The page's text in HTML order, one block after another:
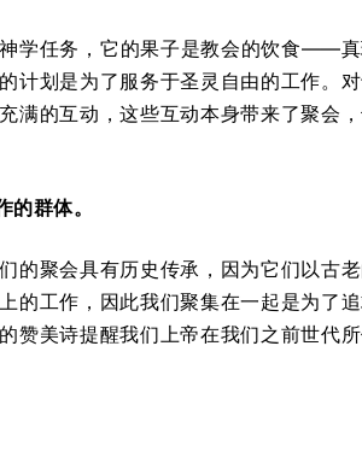
学任务，它的果子是教会的饮食——真
计划是为了服务于圣灵自由的工作。
满的互动，这些互动本身带来了聚会
的群体。
的聚会具有历史传承，因为它们以古
的工作，因此我们聚集在一起是为了
赞美诗提醒我们上帝在我们之前世代